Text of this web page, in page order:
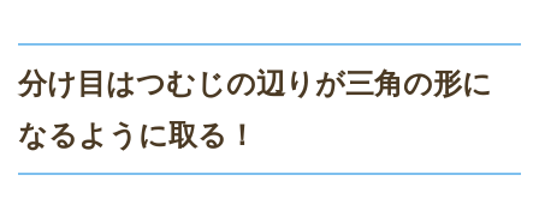
分け目はつむじの辺りが三角の形に
なるように取る！